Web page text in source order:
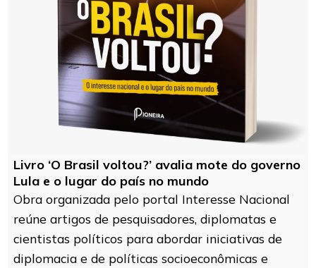
Livro ‘O Brasil voltou?’ avalia mote do governo
Lula e o lugar do país no mundo
Obra organizada pelo portal Interesse Nacional
reúne artigos de pesquisadores, diplomatas e
cientistas políticos para abordar iniciativas de
diplomacia e de políticas socioeconômicas e